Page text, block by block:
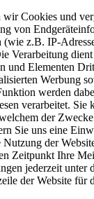
Cookies und
von
(wie z.B. IP-
Verarbeitung
und Elementen
Werbung
werden
verarbeitet. Sie
der
Sie uns eine
der
Zeitpunkt Ihre
jederzeit unter
der Website für